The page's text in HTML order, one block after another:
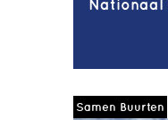
Nationaal
Samen Buurten